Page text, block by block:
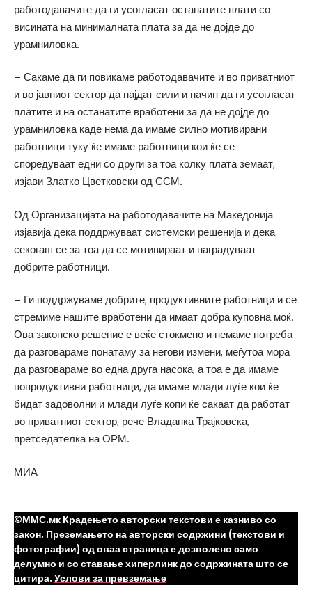
работодавачите да ги усогласат останатите плати со
висината на минималната плата за да не дојде до
урамниловка.
– Сакаме да ги повикаме работодавачите и во приватниот
и во јавниот сектор да најдат сили и начин да ги усогласат
платите и на останатите вработени за да не дојде до
урамниловка каде нема да имаме силно мотивирани
работници туку ќе имаме работници кои ќе се
споредуваат едни со други за тоа колку плата земаат,
изјави Златко Цветковски од ССМ.
Од Организацијата на работодавачите на Македонија
изјавија дека поддржуваат системски решенија и дека
секогаш се за тоа да се мотивираат и наградуваат
добрите работници.
– Ги поддржуваме добрите, продуктивните работници и се
стремиме нашите вработени да имаат добра куповна моќ.
Ова законско решение е веќе стокмено и немаме потреба
да разговараме понатаму за негови измени, меѓутоа мора
да разговараме во една друга насока, а тоа е да имаме
попродуктивни работници, да имаме млади луѓе кои ќе
бидат задоволни и млади луѓе копи ќе сакаат да работат
во приватниот сектор, рече Владанка Трајковска,
претседателка на ОРМ.
МИА
©ММС.мк Крадењето авторски текстови е казниво со
закон. Преземањето на авторски содржини (текстови и
фотографии) од оваа страница е дозволено само
делумно и со ставање хиперлинк до содржината што се
цитира. Услови за превземање